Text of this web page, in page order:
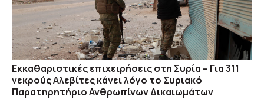
Εκκαθαριστικές επιχειρήσεις στη Συρία – Για 311
νεκρούς Αλεβίτες κάνει λόγο το Συριακό
Παρατηρητήριο Ανθρωπίνων Δικαιωμάτων